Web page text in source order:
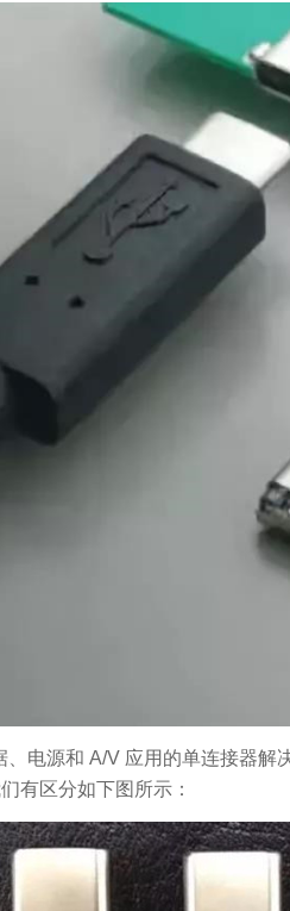
电源和 A/V 应用的单连接器
有区分如下图所示：